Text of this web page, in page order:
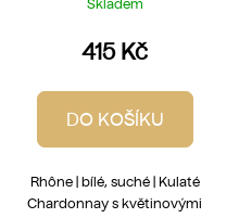
2023
Skladem
415 Kč
DO KOŠÍKU
Rhône | bílé, suché | Kulaté
Chardonnay s květinovými